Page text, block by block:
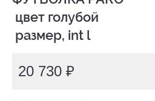
размер, int l
20 730 ₽